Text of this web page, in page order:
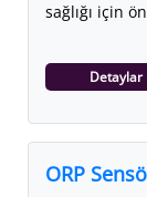
sağlığı için
Detaylar
ORP